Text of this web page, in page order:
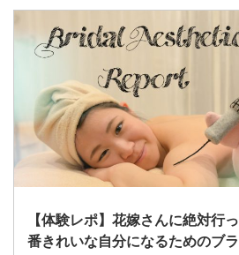
【体験レポ】花嫁さんに絶対行
番きれいな自分になるためのブ